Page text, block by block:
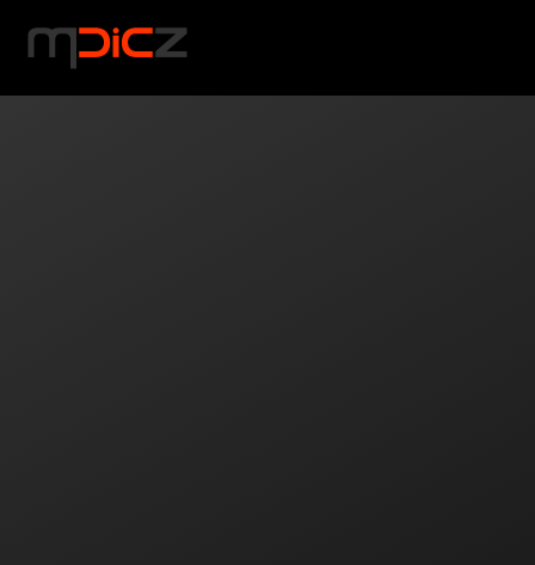
Skip to main content